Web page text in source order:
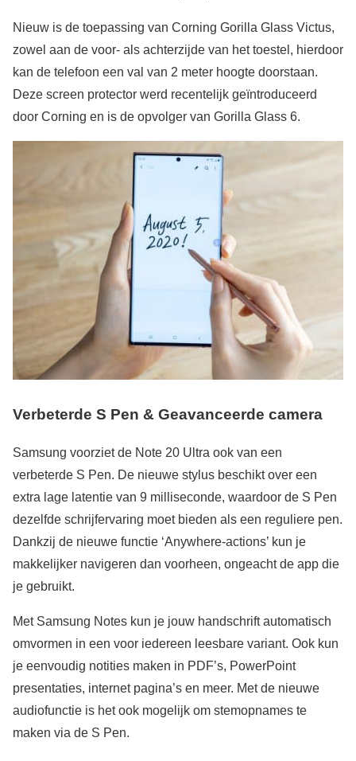
Nieuw is de toepassing van Corning Gorilla Glass Victus,
zowel aan de voor- als achterzijde van het toestel, hierdoor
kan de telefoon een val van 2 meter hoogte doorstaan.
Deze screen protector werd recentelijk geïntroduceerd
door Corning en is de opvolger van Gorilla Glass 6.
Verbeterde S Pen & Geavanceerde camera
Samsung voorziet de Note 20 Ultra ook van een
verbeterde S Pen. De nieuwe stylus beschikt over een
extra lage latentie van 9 milliseconde, waardoor de S Pen
dezelfde schrijfervaring moet bieden als een reguliere pen.
Dankzij de nieuwe functie ‘Anywhere-actions’ kun je
makkelijker navigeren dan voorheen, ongeacht de app die
je gebruikt.
Met Samsung Notes kun je jouw handschrift automatisch
omvormen in een voor iedereen leesbare variant. Ook kun
je eenvoudig notities maken in PDF’s, PowerPoint
presentaties, internet pagina’s en meer. Met de nieuwe
audiofunctie is het ook mogelijk om stemopnames te
maken via de S Pen.